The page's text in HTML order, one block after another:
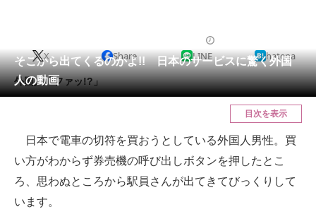
会員記事
メディア
ITの今と未来を見通す
スマホと通信の最新トレンド
進化するPCとデバイスの未来
そこから出てくるのかよ!! 日本のサービスに驚く外国
人の動画
X Share LINE hatena
外国人「ファッ!?」
目次を表示
日本で電車の切符を買おうとしている外国人男性。買
い方がわからず券売機の呼び出しボタンを押したとこ
ろ、思わぬところから駅員さんが出てきてびっくりして
います。